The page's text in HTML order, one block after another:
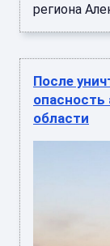
региона
После
области